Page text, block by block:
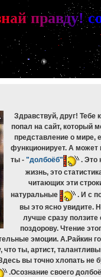
: in file [ROOT]/phpbb/db/driver/
fetch mysqli_result
: in file[ROOT]/phpbb/db/driver/
fetch mysqli_result
[ROOT]/phpbb/db/driver/
fetch mysqli_result
: in file [ROOT]/phpbb/db/driver/
fetch mysqli_result
: in file [ROOT]/phpbb/db/driver/
fetch mysqli_result
[ROOT]/phpbb/db/driver/
fetch mysqli_result
най правду! c
Здравствуй, друг! Тебе
попал на сайт, который
представление о мире,
функционирует. А может
ты - "долбоёб"
. Это
жизнь, это
читающих эти
натуральные
. И с
вы это ясно увидите.
лучше сразу
поздорову. Чтение
эмоции. А.Райкин
что ты, артист,
вы точно хлопать не
.Осознание своего